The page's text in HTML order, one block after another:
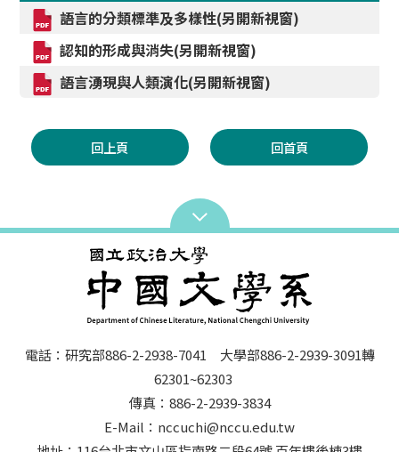
語言的分類標準及多樣性(另開新視窗)
認知的形成與消失(另開新視窗)
語言湧現與人類演化(另開新視窗)
回上頁 回首頁
電話：研究部886-2-2938-7041 大學部886-2-2939-3091轉
62301~62303
傳真：886-2-2939-3834
E-Mail：nccuchi@nccu.edu.tw